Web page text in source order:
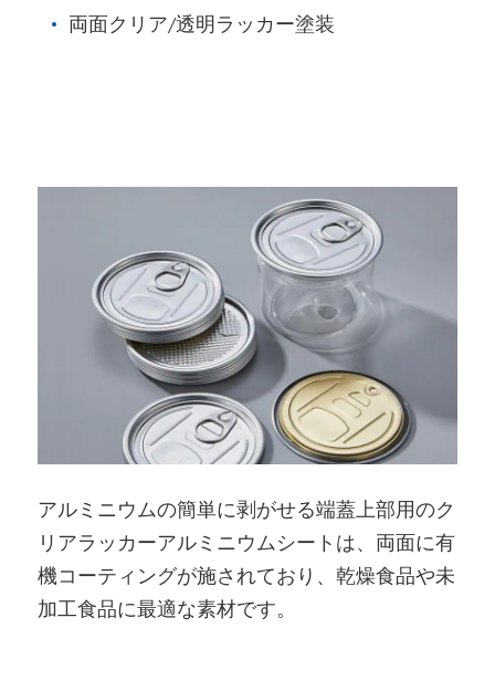
両面クリア/透明ラッカー塗装
アルミニウムの簡単に剥がせる端蓋上部用のク
リアラッカーアルミニウムシートは、両面に有
機コーティングが施されており、乾燥食品や未
加工食品に最適な素材です。